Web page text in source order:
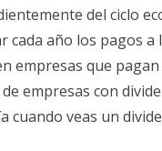
del ciclo
cada año los pagos a
empresas que
empresas con
cuando veas un